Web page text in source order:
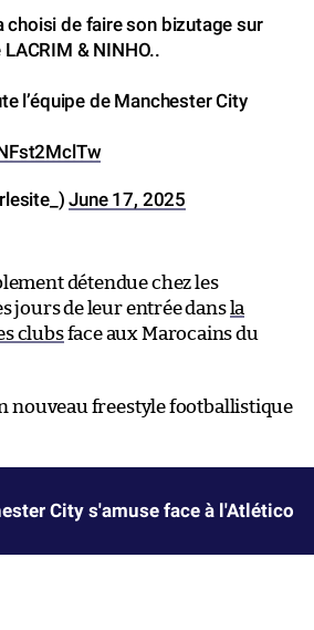
choisi de faire son bizutage sur
LACRIM & NINHO..
l’équipe de Manchester City
June 17, 2025
détendue chez les
jours de leur entrée dans la
clubsface aux Marocains du
nouveau freestyle footballistique
City s'amuse face à l'Atlético